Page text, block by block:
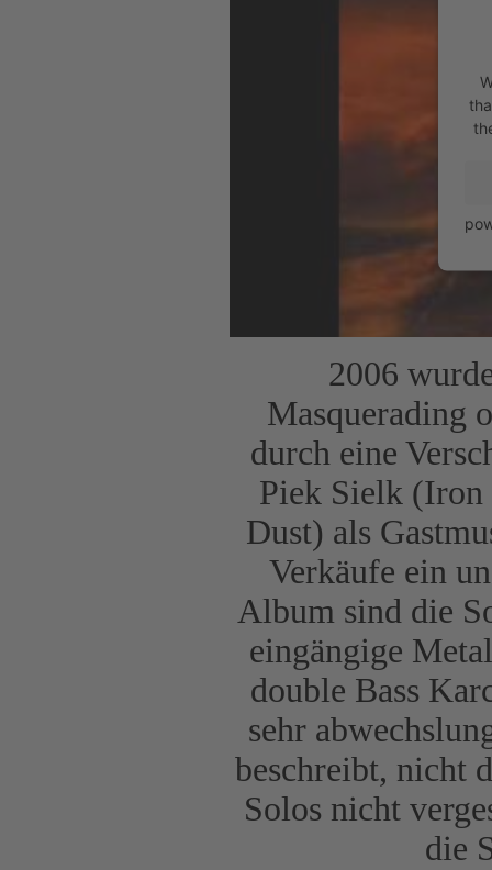
2006
Masquerading
durch eine
Piek Sielk
Dust) als
Verkäufe ein
Album sind die
eingängige
double Bass
sehr
beschreibt, nicht
Solos nicht
die